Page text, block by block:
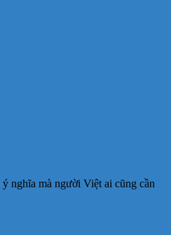
nghĩa mà người Việt ai cũng cần